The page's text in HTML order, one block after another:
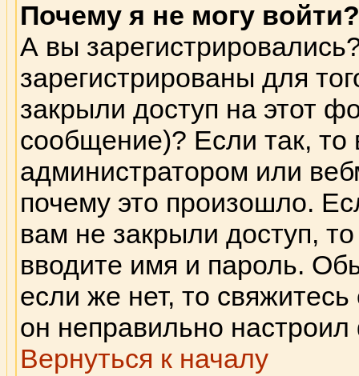
Почему я не могу войти?
А вы
зарегистрированы для
закрыли доступ на этот
сообщение)? Если так, то
администратором или
почему это произошло.
вам не закрыли доступ,
вводите имя и пароль.
если же нет, то
он неправильно
Вернуться к началу